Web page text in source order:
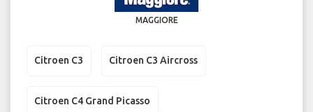
MAGGIORE
Citroen C3 Citroen C3 Aircross
Citroen C4 Grand Picasso